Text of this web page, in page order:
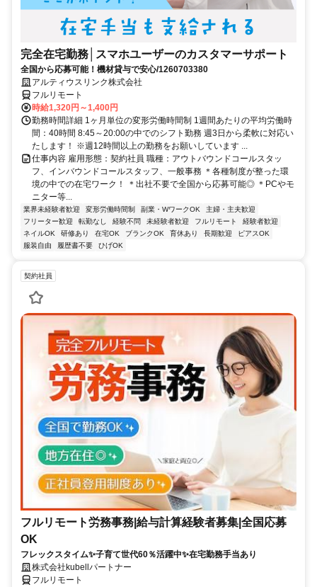
完全在宅勤務│スマホユーザーのカスタマーサポート
全国から応募可能！機材貸与で安心/1260703380
アルティウスリンク株式会社
フルリモート
時給1,320円～1,400円
勤務時間詳細 1ヶ月単位の変形労働時間制 1週間あたりの平均労働時
間：40時間 8:45～20:00の中でのシフト勤務 週3日から柔軟に対応い
たします！ ※週12時間以上の勤務をお願いしています ...
仕事内容 雇用形態：契約社員 職種：アウトバウンドコールスタッ
フ、インバウンドコールスタッフ、一般事務 ＊各種制度が整った環
境の中での在宅ワーク！ ＊出社不要で全国から応募可能◎ ＊PCやモ
ニター等...
業界未経験者歓迎 変形労働時間制 副業・WワークOK
主婦・主夫歓迎
フリーター歓迎
転勤なし 経験不問 未経験者歓迎 フルリモート
経験者歓迎
ネイルOK
研修あり 在宅OK ブランクOK 育休あり 長期歓迎
ピアスOK
服装自由
履歴書不要 ひげOK
契約社員
フルリモート労務事務|給与計算経験者募集|全国応募
OK
フレックスタイム✨子育て世代60％活躍中✨在宅勤務手当あり
株式会社kubellパートナー
フルリモート